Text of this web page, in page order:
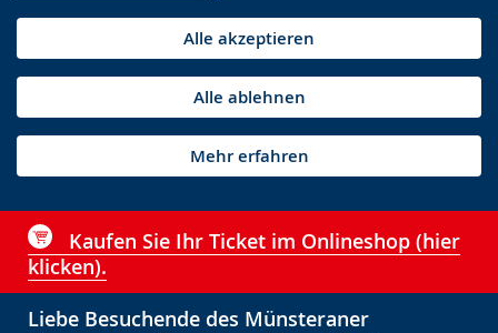
Alle akzeptieren
Alle ablehnen
Mehr erfahren
Kaufen Sie Ihr Ticket im Onlineshop (hier
klicken).
Liebe Besuchende des Münsteraner